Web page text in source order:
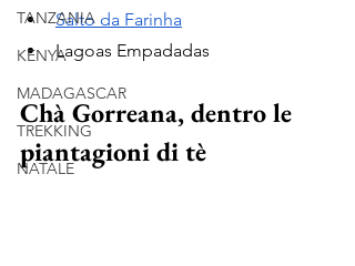
TANZANIA
KENYA
MADAGASCAR
TREKKING
NATALE
Salto da Farinha
Lagoas Empadadas
Chà Gorreana, dentro le
piantagioni di tè